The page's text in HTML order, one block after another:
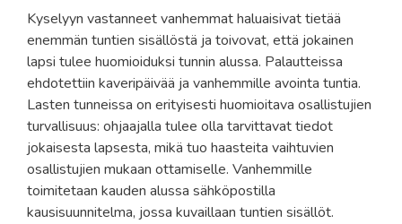
Kyselyyn vastanneet vanhemmat haluaisivat tietää
enemmän tuntien sisällöstä ja toivovat, että jokainen
lapsi tulee huomioiduksi tunnin alussa. Palautteissa
ehdotettiin kaveripäivää ja vanhemmille avointa tuntia.
Lasten tunneissa on erityisesti huomioitava osallistujien
turvallisuus: ohjaajalla tulee olla tarvittavat tiedot
jokaisesta lapsesta, mikä tuo haasteita vaihtuvien
osallistujien mukaan ottamiselle. Vanhemmille
toimitetaan kauden alussa sähköpostilla
kausisuunnitelma, jossa kuvaillaan tuntien sisällöt.